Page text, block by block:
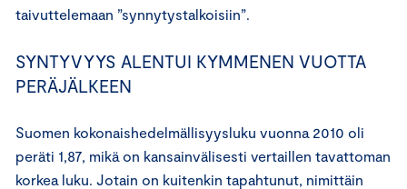
taivuttelemaan ”synnytystalkoisiin”.
SYNTYVYYS ALENTUI KYMMENEN VUOTTA
PERÄJÄLKEEN
Suomen kokonaishedelmällisyysluku vuonna 2010 oli
peräti 1,87, mikä on kansainvälisesti vertaillen tavattoman
korkea luku. Jotain on kuitenkin tapahtunut, nimittäin